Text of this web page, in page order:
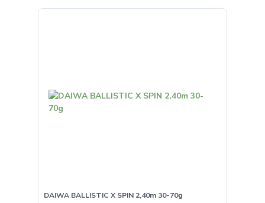
DAIWA BALLISTIC X SPIN 2,40m 30-70g